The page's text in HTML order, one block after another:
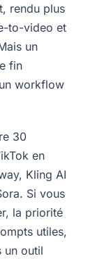
rendu plus
to-video et
un
fin
workflow
30
en
Kling AI
Si vous
la priorité
utiles,
un outil